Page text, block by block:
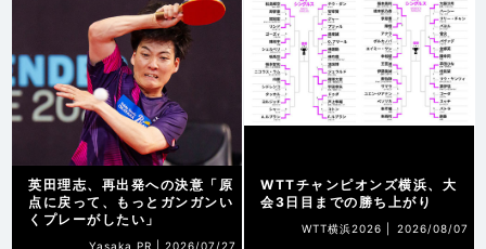
英田理志、再出発への決意「原
点に戻って、もっとガンガンい
くプレーがしたい」
Yasaka PR | 2026/07/27
WTTチャンピオンズ横浜、大
会3日目までの勝ち上がり
WTT横浜2026 | 2026/08/07